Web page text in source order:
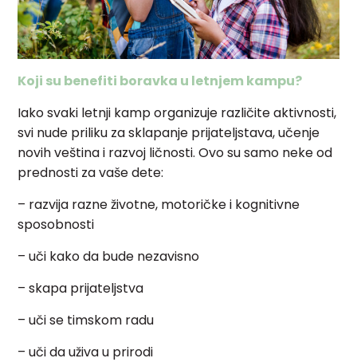
Koji su benefiti boravka u letnjem kampu?
Iako svaki letnji kamp organizuje različite aktivnosti,
svi nude priliku za sklapanje prijateljstava, učenje
novih veština i razvoj ličnosti. Ovo su samo neke od
prednosti za vaše dete:
– razvija razne životne, motoričke i kognitivne
sposobnosti
– uči kako da bude nezavisno
– skapa prijateljstva
– uči se timskom radu
– uči da uživa u prirodi